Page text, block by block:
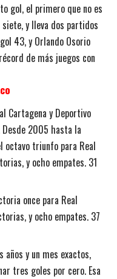
gol, el primero que no es
y lleva dos partidos
43, y Orlando Osorio
de más juegos con
Cartagena y Deportivo
Desde 2005 hasta la
octavo triunfo para Real
y ocho empates. 31
once para Real
y ocho empates. 37
años y un mes exactos,
tres goles por cero. Esa